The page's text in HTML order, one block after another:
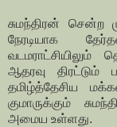
சுமந்திரன் சென்ற
நேரடியாக
வடமராட்சியிலும்
ஆதரவு திரட்டும்
தமிழ்த்தேசிய
குமாருக்கும்
அமைய உள்ளது.